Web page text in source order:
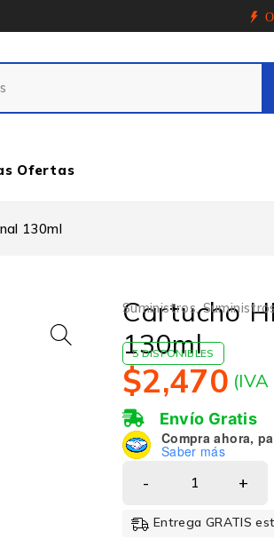
Ofertas
130ml
Suministros,
Cartucho
130ml
5 DISPONIBLES
$2,470
Envío Gratis
Compra ahora,
Saber más
Entrega GRATIS